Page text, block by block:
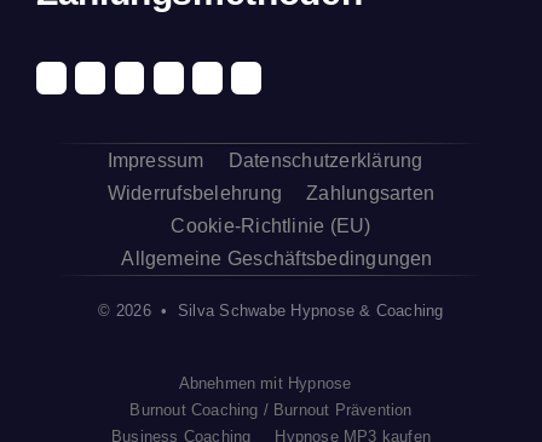
Impressum
Datenschutzerklärung
Widerrufsbelehrung
Zahlungsarten
Cookie-Richtlinie (EU)
Allgemeine Geschäftsbedingungen
© 2026 • Silva Schwabe Hypnose & Coaching
Abnehmen mit Hypnose
Burnout Coaching / Burnout Prävention
Business Coaching
Hypnose MP3 kaufen